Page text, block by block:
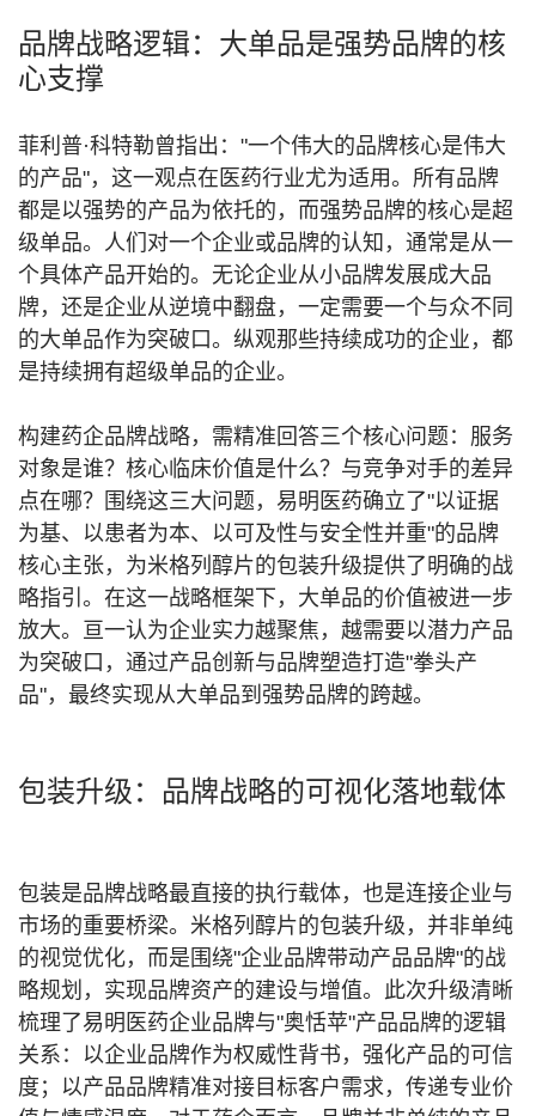
品牌战略逻辑：大单品是强势品牌的核
心支撑
菲利普·科特勒曾指出："一个伟大的品牌核心是伟大
的产品"，这一观点在医药行业尤为适用。所有品牌
都是以强势的产品为依托的，而强势品牌的核心是超
级单品。人们对一个企业或品牌的认知，通常是从一
个具体产品开始的。无论企业从小品牌发展成大品
牌，还是企业从逆境中翻盘，一定需要一个与众不同
的大单品作为突破口。纵观那些持续成功的企业，都
是持续拥有超级单品的企业。
构建药企品牌战略，需精准回答三个核心问题：服务
对象是谁？核心临床价值是什么？与竞争对手的差异
点在哪？围绕这三大问题，易明医药确立了"以证据
为基、以患者为本、以可及性与安全性并重"的品牌
核心主张，为米格列醇片的包装升级提供了明确的战
略指引。在这一战略框架下，大单品的价值被进一步
放大。亘一认为企业实力越聚焦，越需要以潜力产品
为突破口，通过产品创新与品牌塑造打造"拳头产
品"，最终实现从大单品到强势品牌的跨越。
包装升级：品牌战略的可视化落地载体
包装是品牌战略最直接的执行载体，也是连接企业与
市场的重要桥梁。米格列醇片的包装升级，并非单纯
的视觉优化，而是围绕"企业品牌带动产品品牌"的战
略规划，实现品牌资产的建设与增值。此次升级清晰
梳理了易明医药企业品牌与"奥恬苹"产品品牌的逻辑
关系：以企业品牌作为权威性背书，强化产品的可信
度；以产品品牌精准对接目标客户需求，传递专业价